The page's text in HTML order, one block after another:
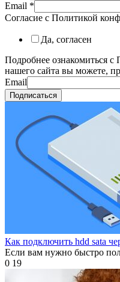
Email *
Согласие с Политикой
Да, согласен
Подробнее ознакомиться
нашего сайта вы можете,
Email
Подписаться
Как подключить hdd sata
Если вам нужно быстро
0 19